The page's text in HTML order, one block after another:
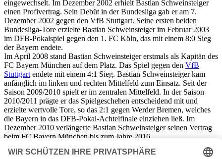
eingewechselt. Im Dezember 2002 erhielt Bastian Schweinsteiger
einen Profivertrag. Sein Debüt in der Bundesliga gab er am 7.
Dezember 2002 gegen den VfB Stuttgart. Seine ersten beiden
Bundesliga-Tore erzielte Bastian Schweinsteiger im Februar 2003
im DFB-Pokalspiel gegen den 1. FC Köln, das mit einem 8:0 Sieg
der Bayern endete.
Im April 2008 stand Bastian Schweinsteiger erstmals als Kapitän des
FC Bayern München auf dem Platz. Das Spiel gegen den VfB
Stuttgart endete mit einem 4:1 Sieg. Bastian Schweinsteiger kam
anfänglich im linken und rechten Mittelfeld zum Einsatz. Seit der
Saison 2009/2010 spielt er im zentralen Mittelfeld. In der Saison
2010/2011 prägte er das Spielgeschehen entscheidend mit und
erzielte wertvolle Tore, so das 2:1 gegen Werder Bremen, welches
die Bayern in das DFB-Pokal-Achtelfinale einziehen ließ. Im
Dezember 2010 verlängerte Bastian Schweinsteiger seinen Vertrag
beim FC Bayern München bis zum Jahre 2016.
Der erste Einsatz Schweinssteigers in der deutschen
Nationalmannschaft erfolgte im Juni 2004 in Kaiserslautern. Das